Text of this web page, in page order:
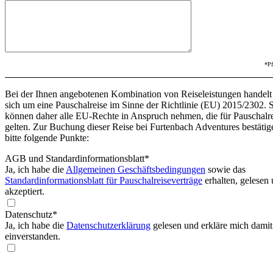
Bei der Ihnen angebotenen Kombination von Reiseleistungen handelt
sich um eine Pauschalreise im Sinne der Richtlinie (EU) 2015/2302.
können daher alle EU-Rechte in Anspruch nehmen, die für
gelten. Zur Buchung dieser Reise bei Furtenbach Adventures
bitte folgende Punkte:
AGB und Standardinformationsblatt*
Ja, ich habe die Allgemeinen Geschäftsbedingungen sowie das
Standardinformationsblatt für Pauschalreiseverträge erhalten, gelesen
akzeptiert.
Datenschutz*
Ja, ich habe die Datenschutzerklärung gelesen und erkläre mich damit
einverstanden.